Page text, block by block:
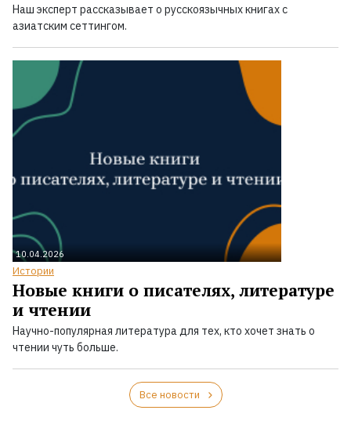
Наш эксперт рассказывает о русскоязычных книгах с
азиатским сеттингом.
10.04.2026
Истории
Новые книги о писателях, литературе
и чтении
Научно-популярная литература для тех, кто хочет знать о
чтении чуть больше.
Все новости